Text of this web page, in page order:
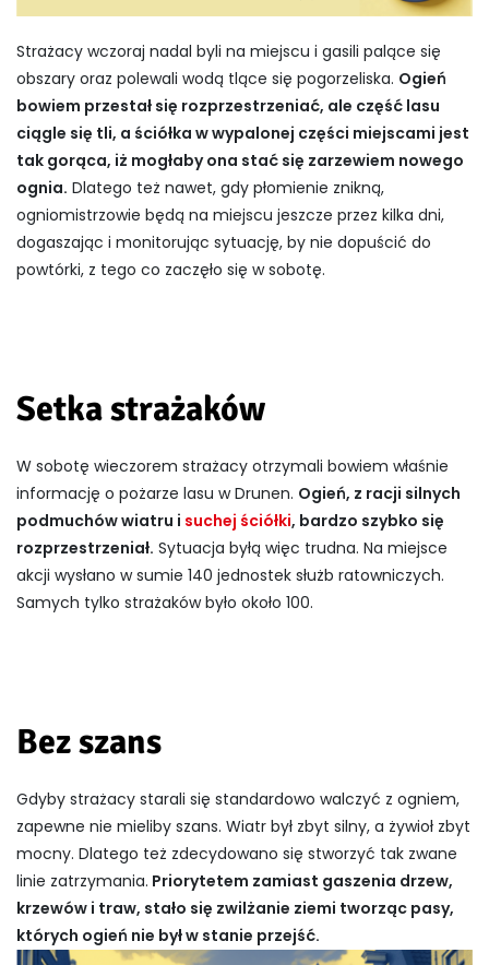
Strażacy wczoraj nadal byli na miejscu i gasili palące się
obszary oraz polewali wodą tlące się pogorzeliska. Ogień
bowiem przestał się rozprzestrzeniać, ale część lasu
ciągle się tli, a ściółka w wypalonej części miejscami jest
tak gorąca, iż mogłaby ona stać się zarzewiem nowego
ognia. Dlatego też nawet, gdy płomienie znikną,
ogniomistrzowie będą na miejscu jeszcze przez kilka dni,
dogaszając i monitorując sytuację, by nie dopuścić do
powtórki, z tego co zaczęło się w sobotę.
Setka strażaków
W sobotę wieczorem strażacy otrzymali bowiem właśnie
informację o pożarze lasu w Drunen. Ogień, z racji silnych
podmuchów wiatru i suchej ściółki, bardzo szybko się
rozprzestrzeniał. Sytuacja byłą więc trudna. Na miejsce
akcji wysłano w sumie 140 jednostek służb ratowniczych.
Samych tylko strażaków było około 100.
Bez szans
Gdyby strażacy starali się standardowo walczyć z ogniem,
zapewne nie mieliby szans. Wiatr był zbyt silny, a żywioł zbyt
mocny. Dlatego też zdecydowano się stworzyć tak zwane
linie zatrzymania. Priorytetem zamiast gaszenia drzew,
krzewów i traw, stało się zwilżanie ziemi tworząc pasy,
których ogień nie był w stanie przejść.